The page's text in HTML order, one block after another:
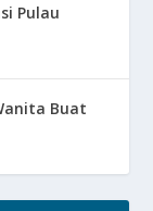
Pulau
Buat